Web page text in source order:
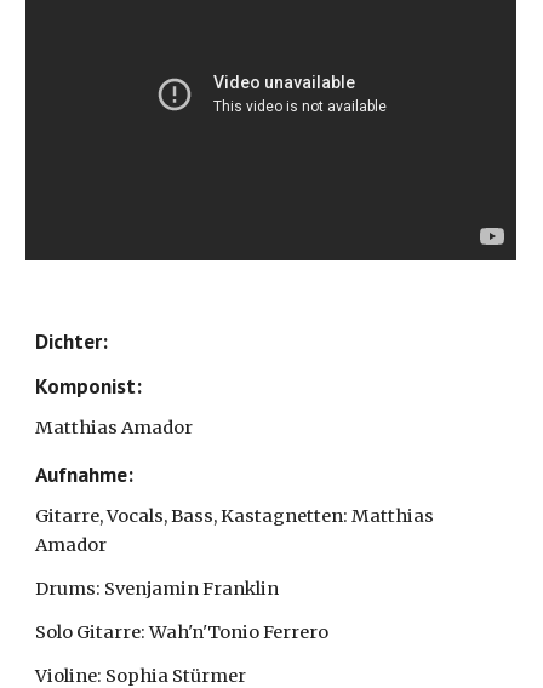
Dichter:
Komponist:
Matthias Amador
Aufnahme:
Gitarre, Vocals, Bass, Kastagnetten: Matthias
Amador
Drums: Svenjamin Franklin
Solo Gitarre: Wah'n'Tonio Ferrero
Violine: Sophia Stürmer